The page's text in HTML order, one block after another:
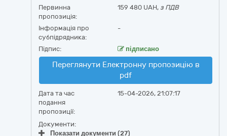
Первинна
пропозиція:
159 480 UAH, з ПДВ
Інформація про
субпідрядника:
-
Підпис: підписано
Переглянути Електронну пропозицію в
pdf
Дата та час
подання
пропозиції:
15-04-2026, 21:07:17
Документи:
Показати документи (27)